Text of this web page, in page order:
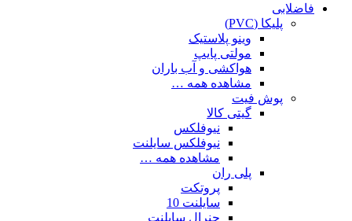
فاضلابی
پلیکا (PVC)
وینو پلاستیک
مولتی پایپ
هواکشی و آب باران
مشاهده همه …
پوش فیت
گیتی کالا
نیوفلکس
نیوفلکس سایلنت
مشاهده همه …
پلی ران
پروتکت
سایلنت 10
جنرال سایلنت